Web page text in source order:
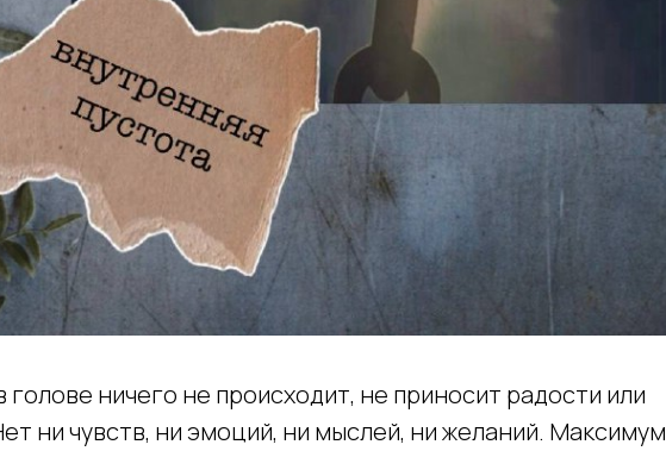
голове ничего не происходит, не приносит радости или
ни чувств, ни эмоций, ни мыслей, ни желаний. Максимум